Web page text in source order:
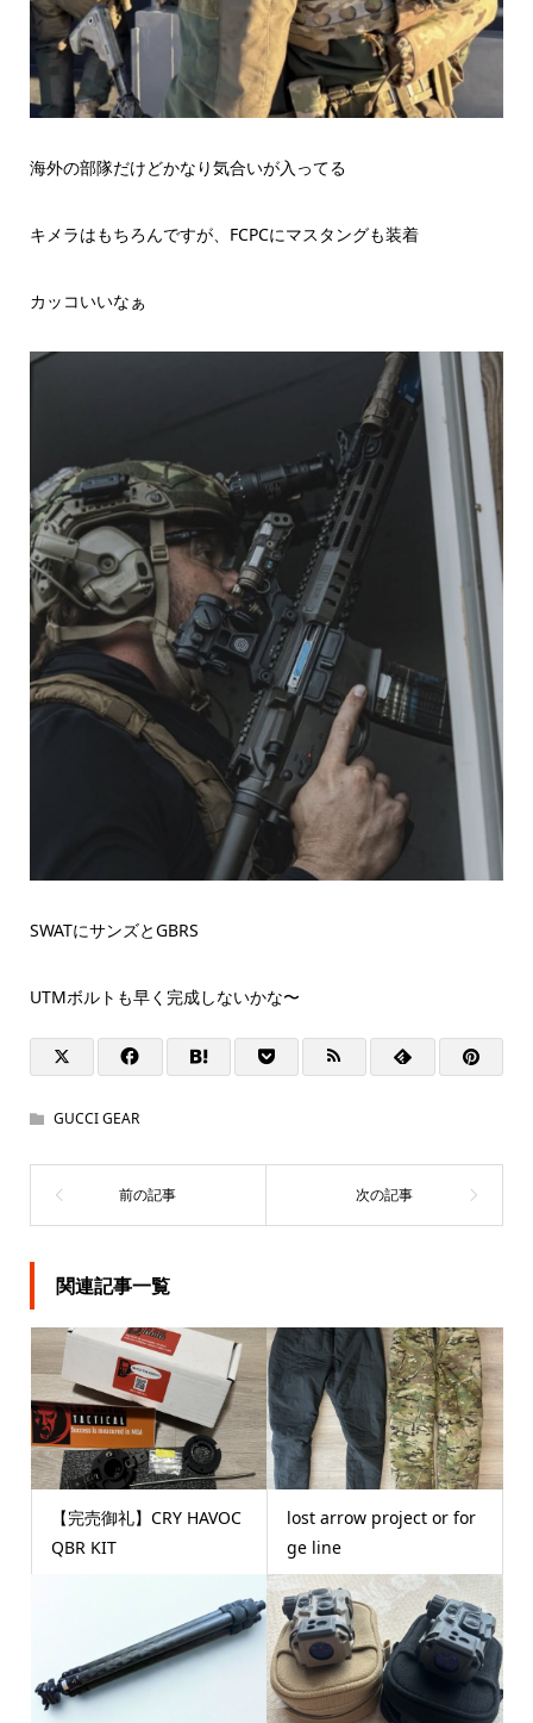
海外の部隊だけどかなり気合いが入ってる
キメラはもちろんですが、FCPCにマスタングも装着
カッコいいなぁ
SWATにサンズとGBRS
UTMボルトも早く完成しないかな〜
GUCCI GEAR
関連記事一覧
【完売御礼】CRY HAVOC
QBR KIT
lost arrow project or for
ge line